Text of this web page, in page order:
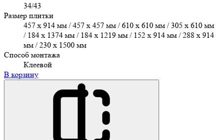
34/43
Размер плитки
457 х 914 мм / 457 x 457 мм / 610 x 610 мм / 305 х 610 мм
/ 184 x 1374 мм / 184 x 1219 мм / 152 x 914 мм / 288 x 914
мм / 230 x 1500 мм
Способ монтажа
Клеевой
В корзину